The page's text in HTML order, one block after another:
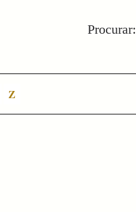
Procurar:
Z